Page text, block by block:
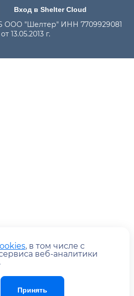
Вход в Shelter Cloud
ООО "Шелтер" ИНН 7709929081
13.05.2013 г.
форму, высоглашаетесьс
персональных
, в том числе с
веб-аналитики
Принять